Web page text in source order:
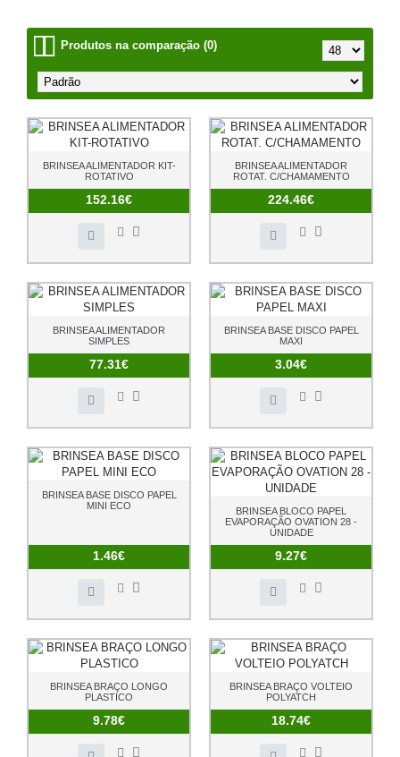
Produtos na comparação (0)
BRINSEA ALIMENTADOR KIT-
ROTATIVO
152.16€
BRINSEA ALIMENTADOR
ROTAT. C/CHAMAMENTO
224.46€
BRINSEA ALIMENTADOR
SIMPLES
77.31€
BRINSEA BASE DISCO PAPEL
MAXI
3.04€
BRINSEA BASE DISCO PAPEL
MINI ECO
1.46€
BRINSEA BLOCO PAPEL
EVAPORAÇÃO OVATION 28 -
UNIDADE
9.27€
BRINSEA BRAÇO LONGO
PLASTICO
9.78€
BRINSEA BRAÇO VOLTEIO
POLYATCH
18.74€